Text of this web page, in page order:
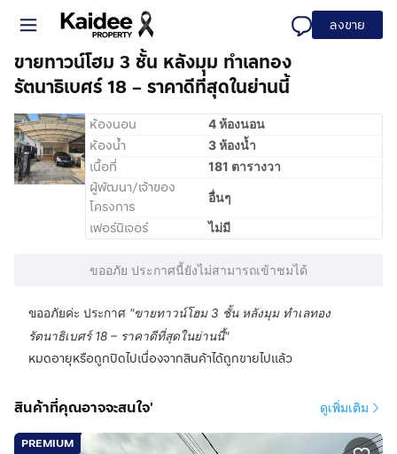
ลงขาย
ขายทาวน์โฮม 3 ชั้น หลังมุม ทำเลทอง
รัตนาธิเบศร์ 18 – ราคาดีที่สุดในย่านนี้
ห้องนอน 4 ห้องนอน
ห้องน้ำ 3 ห้องน้ำ
เนื้อที่ 181 ตารางวา
ผู้พัฒนา/เจ้าของ
โครงการ
อื่นๆ
เฟอร์นิเจอร์ ไม่มี
ขออภัย ประกาศนี้ยังไม่สามารถเข้าชมได้
ขออภัยค่ะ ประกาศ "ขายทาวน์โฮม 3 ชั้น หลังมุม ทำเลทอง
รัตนาธิเบศร์ 18 – ราคาดีที่สุดในย่านนี้"
หมดอายุหรือถูกปิดไปเนื่องจากสินค้าได้ถูกขายไปแล้ว
สินค้าที่คุณอาจจะสนใจ' ดูเพิ่มเติม
PREMIUM